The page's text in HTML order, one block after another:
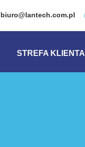
biuro@lantech.com.pl
STREFA KLIENTA